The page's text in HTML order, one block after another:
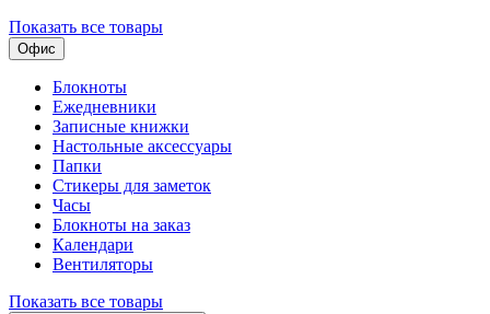
Показать все товары
Офис
Блокноты
Ежедневники
Записные книжки
Настольные аксессуары
Папки
Стикеры для заметок
Часы
Блокноты на заказ
Календари
Вентиляторы
Показать все товары